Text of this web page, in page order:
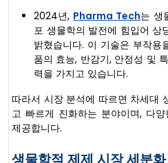
2024년, Pharma Tech는 생
포 생물학의 발전에 힘입어 상
밝혔습니다. 이 기술은 부작용
품의 효능, 반감기, 안정성 및
력을 가지고 있습니다.
따라서 시장 분석에 따르면 차세대
고 빠르게 진화하는 분야이며, 다
제공합니다.
생물학적 제제 시장 세분